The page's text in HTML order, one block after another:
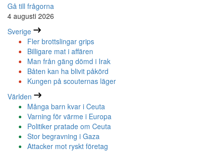
Gå till frågorna
4 augusti 2026
Sverige
Fler brottslingar grips
Billigare mat i affären
Man från gäng dömd i Irak
Båten kan ha blivit påkörd
Kungen på scouternas läger
Världen
Många barn kvar i Ceuta
Varning för värme i Europa
Politiker pratade om Ceuta
Stor begravning i Gaza
Attacker mot ryskt företag